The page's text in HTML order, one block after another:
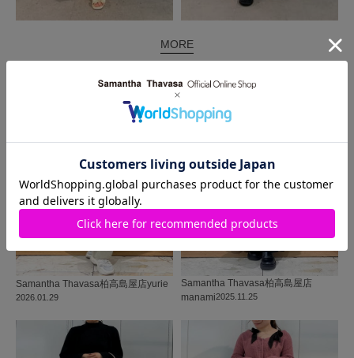
MORE
同じ商品を使った コーディネート
2026.01.29
Samantha Thavasa柏高島屋店yurie
2025.11.25
Samantha Thavasa柏高島屋店
manami